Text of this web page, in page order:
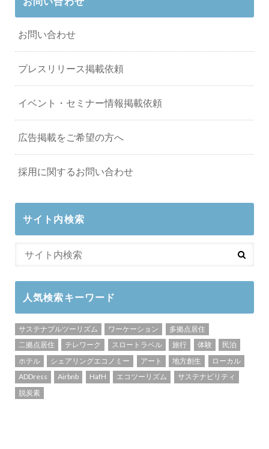
お問い合わせ
プレスリリース掲載依頼
イベント・セミナー情報掲載依頼
広告掲載をご希望の方へ
採用に関するお問い合わせ
サイト内検索
人気検索キーワード
サステナブルツーリズム ワーケーション
多拠点居住
二拠点居住
テレワーク スロートラベル 旅行 体験
民泊
ホテル
シェアリングエコノミー アート 地方創生
ローカル
ADDress
Airbnb HafH エコツーリズム
サステナビリティ
脱炭素